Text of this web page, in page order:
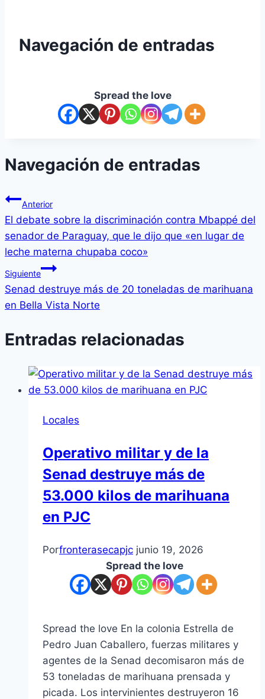
Navegación de entradas
Spread the love
Navegación de entradas
Anterior
El debate sobre la discriminación contra Mbappé del
senador de Paraguay, que le dijo que «en lugar de
leche materna chupaba coco»
Siguiente
Senad destruye más de 20 toneladas de marihuana
en Bella Vista Norte
Entradas relacionadas
Locales
Operativo militar y de la
Senad destruye más de
53.000 kilos de marihuana
en PJC
Porfronterasecapjc junio 19, 2026
Spread the love
Spread the love En la colonia Estrella de
Pedro Juan Caballero, fuerzas militares y
agentes de la Senad decomisaron más de
53 toneladas de marihuana prensada y
picada. Los intervinientes destruyeron 16